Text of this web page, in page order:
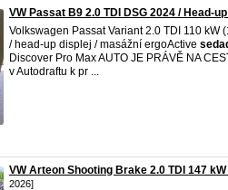
VW Passat B9 2.0 TDI DSG 2024 / Head-
Volkswagen Passat Variant 2.0 TDI 110
/ head-up displej / masážní ergoActive
Discover Pro Max AUTO JE PRÁVĚ NA
v Autodraftu k pr ...
VW Arteon Shooting Brake 2.0 TDI 147 kW
2026]